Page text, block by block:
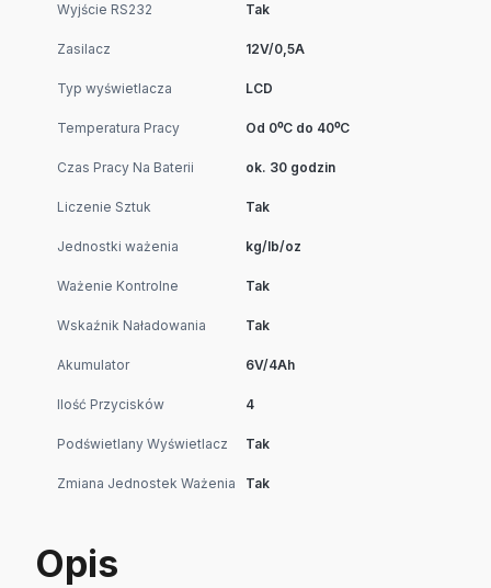
Wyjście RS232 Tak
Zasilacz 12V/0,5A
Typ wyświetlacza LCD
Temperatura Pracy Od 0⁰C do 40⁰C
Czas Pracy Na Baterii ok. 30 godzin
Liczenie Sztuk Tak
Jednostki ważenia kg/lb/oz
Ważenie Kontrolne Tak
Wskaźnik Naładowania Tak
Akumulator 6V/4Ah
Ilość Przycisków 4
Podświetlany Wyświetlacz Tak
Zmiana Jednostek Ważenia Tak
Opis